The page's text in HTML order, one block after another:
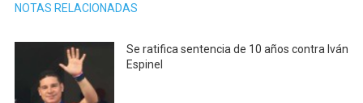
NOTAS RELACIONADAS
Se ratifica sentencia de 10 años contra Iván
Espinel